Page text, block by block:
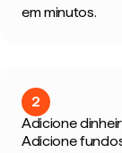
em minutos.
2
Adicione
Adicione